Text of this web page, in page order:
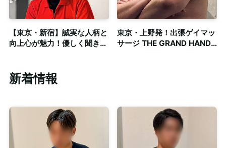
【東京・新宿】誠実な人柄と
向上心が魅力！優しく聞き上
東京・上野発！出張ゲイマッ
サージ THE GRAND HAND
新着情報